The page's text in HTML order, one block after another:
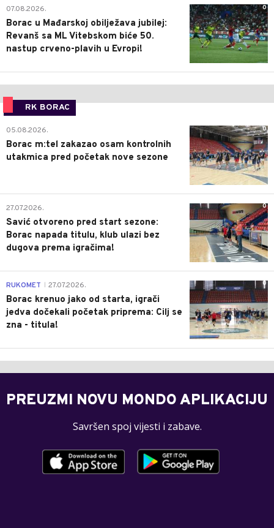
0
07.08.2026.
Borac u Mađarskoj obilježava jubilej:
Revanš sa ML Vitebskom biće 50.
nastup crveno-plavih u Evropi!
RK BORAC
0
05.08.2026.
Borac m:tel zakazao osam kontrolnih
utakmica pred početak nove sezone
0
27.07.2026.
Savić otvoreno pred start sezone:
Borac napada titulu, klub ulazi bez
dugova prema igračima!
0
RUKOMET 27.07.2026.
Borac krenuo jako od starta, igrači
jedva dočekali početak priprema: Cilj se
zna - titula!
PREUZMI NOVU MONDO APLIKACIJU
Savršen spoj vijesti i zabave.